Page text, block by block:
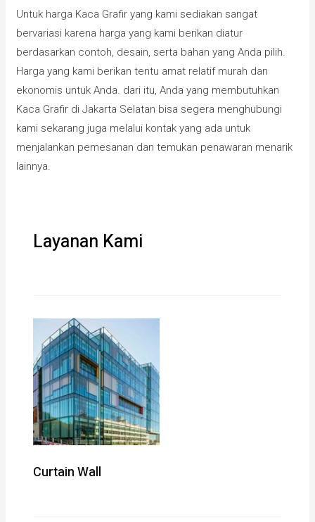
Untuk harga Kaca Grafir yang kami sediakan sangat
bervariasi karena harga yang kami berikan diatur
berdasarkan contoh, desain, serta bahan yang Anda pilih.
Harga yang kami berikan tentu amat relatif murah dan
ekonomis untuk Anda. dari itu, Anda yang membutuhkan
Kaca Grafir di Jakarta Selatan bisa segera menghubungi
kami sekarang juga melalui kontak yang ada untuk
menjalankan pemesanan dan temukan penawaran menarik
lainnya.
Layanan Kami
Curtain Wall